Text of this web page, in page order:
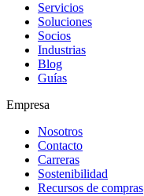
Servicios
Soluciones
Socios
Industrias
Blog
Guías
Empresa
Nosotros
Contacto
Carreras
Sostenibilidad
Recursos de compras